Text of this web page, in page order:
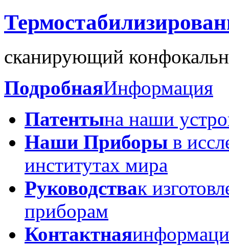
сканирующий
ПодробнаяИнформация
Патентына наши
Наши Приборы в
институтах мира
Руководствак
приборам
Контактная